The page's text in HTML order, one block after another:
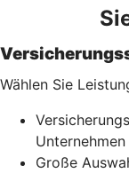
Wählen Sie
Große